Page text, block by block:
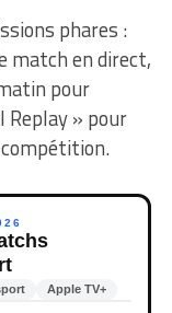
phares :
match en direct,
pour
Replay » pour
Apple TV+